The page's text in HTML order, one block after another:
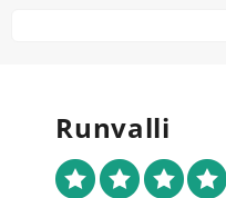
Runvalli